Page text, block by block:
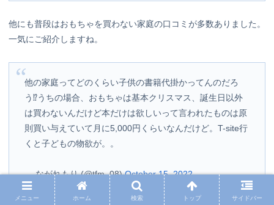
他にも普段はおもちゃを買わない家庭の口コミが多数ありました。
一気にご紹介しますね。
他の家庭ってどのくらい子供の書籍代掛かってんのだろ
う⁉️うちの場合、おもちゃは基本クリスマス、誕生日以外
は買わないんだけど本だけは欲しいって言われたものは原
則買い与えていて月に5,000円くらいなんだけど。T-site行
くと子どもの物欲が。。
— ながれもり (@tfm_08)October 15, 2022
メニュー ホーム 検索 トップ サイドバー